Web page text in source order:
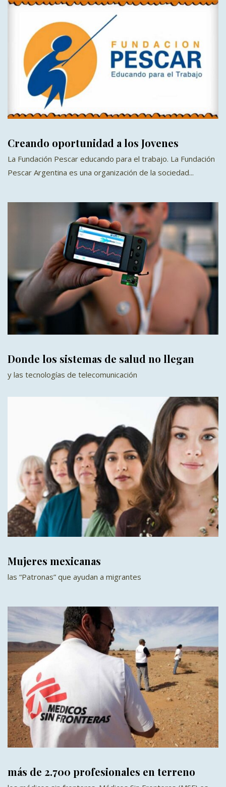
Creando oportunidad a los Jovenes
La Fundación Pescar educando para el trabajo. La Fundación
Pescar Argentina es una organización de la sociedad...
Donde los sistemas de salud no llegan
y las tecnologías de telecomunicación
Mujeres mexicanas
las “Patronas” que ayudan a migrantes
más de 2.700 profesionales en terreno